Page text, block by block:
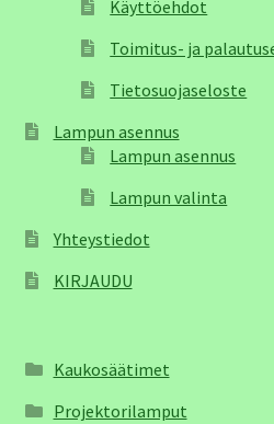
Käyttöehdot
Toimitus- ja
Tietosuojaseloste
Lampun asennus
Lampun asennus
Lampun valinta
Yhteystiedot
KIRJAUDU
Kaukosäätimet
Projektorilamput